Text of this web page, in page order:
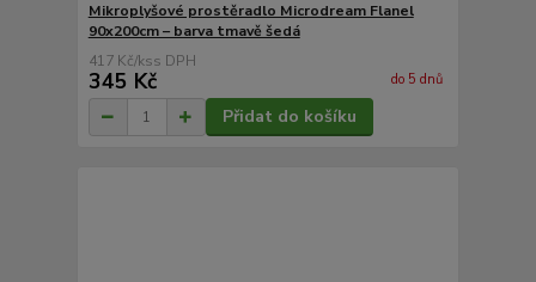
Mikroplyšové prostěradlo Microdream Flanel
90x200cm – barva tmavě šedá
417 Kč/ks
345 Kč do 5 dnů
Přidat do košíku